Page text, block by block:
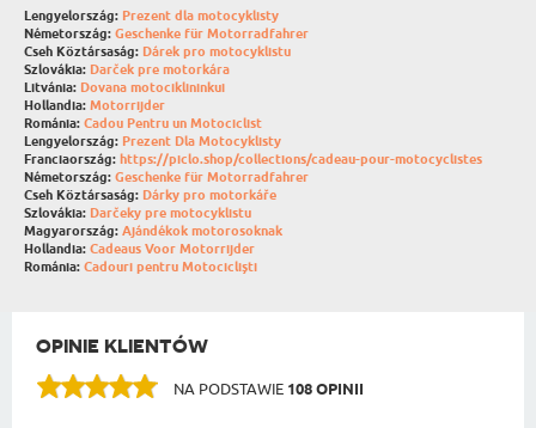
Lengyelország: Prezent dla motocyklisty
Németország: Geschenke für Motorradfahrer
Cseh Köztársaság: Dárek pro motocyklistu
Szlovákia: Darček pre motorkára
Litvánia: Dovana motociklininkui
Hollandia: Motorrijder
Románia: Cadou Pentru un Motociclist
Lengyelország: Prezent Dla Motocyklisty
Franciaország: https://piclo.shop/collections/cadeau-pour-motocyclistes
Németország: Geschenke für Motorradfahrer
Cseh Köztársaság: Dárky pro motorkáře
Szlovákia: Darčeky pre motocyklistu
Magyarország: Ajándékok motorosoknak
Hollandia: Cadeaus Voor Motorrijder
Románia: Cadouri pentru Motocicliști
OPINIE KLIENTÓW
NA PODSTAWIE 108 OPINII